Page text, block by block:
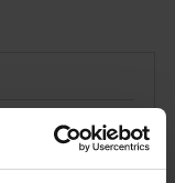
Löwenwelt
Neckar Löwen